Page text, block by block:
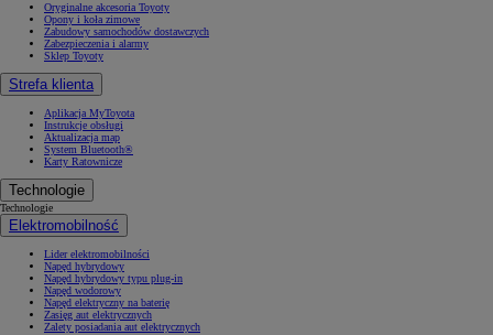
Oryginalne akcesoria Toyoty
Opony i koła zimowe
Zabudowy samochodów dostawczych
Zabezpieczenia i alarmy
Sklep Toyoty
Strefa klienta
Aplikacja MyToyota
Instrukcje obsługi
Aktualizacja map
System Bluetooth®
Karty Ratownicze
Technologie
Technologie
Elektromobilność
Lider elektromobilności
Napęd hybrydowy
Napęd hybrydowy typu plug-in
Napęd wodorowy
Napęd elektryczny na baterię
Zasięg aut elektrycznych
Zalety posiadania aut elektrycznych